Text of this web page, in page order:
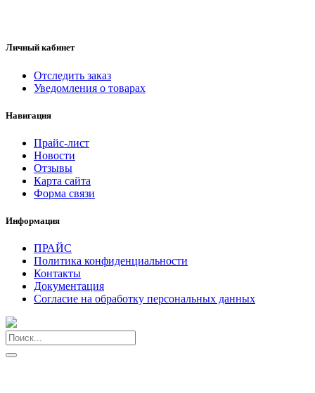
Личный кабинет
Отследить заказ
Уведомления о товарах
Навигация
Прайс-лист
Новости
Отзывы
Карта сайта
Форма связи
Информация
ПРАЙС
Политика конфиденциальности
Контакты
Документация
Согласие на обработку персональных данных